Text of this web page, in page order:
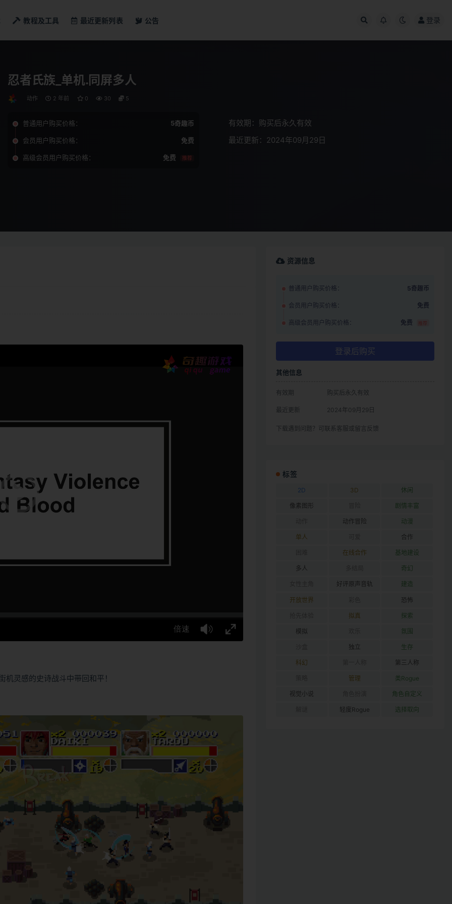
教程及工具 最近更新列表 公告 登录
忍者氏族_单机.同屏多人
动作 2 年前 0 30 5
普通用户购买价格： 5奇趣币
会员用户购买价格： 免费
高级会员用户购买价格： 免费 推荐
有效期：购买后永久有效
最近更新：2024年09月29日
灵感的史诗战斗中带回和平！
资源信息
普通用户购买价格： 5奇趣币
会员用户购买价格： 免费
高级会员用户购买价格： 免费 推荐
登录后购买
其他信息
有效期 购买后永久有效
最近更新 2024年09月29日
下载遇到问题？可联系客服或留言反馈
标签
2D 3D 休闲
像素图形 剧情丰富
动作冒险 动漫
单人 合作
在线合作 基地建设
多人 奇幻
好评原声音轨 建造
开放世界 恐怖
拟真 探索
模拟 氛围
独立 生存
科幻 第三人称
管理 类Rogue
视觉小说 角色自定义
轻度Rogue 选择取向